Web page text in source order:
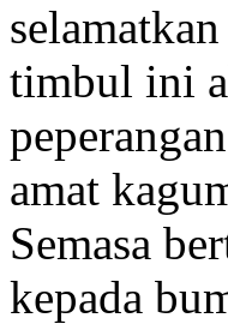
timbul ini
amat
Semasa
kepada